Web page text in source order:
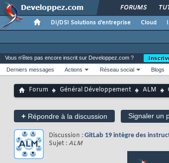
FORUMS
DI/DSI Solutions d'entreprise Cloud
Vous n'êtes pas encore inscrit sur Developpez.com ?
Derniers messages
Actions Réseau social Blogs
Forum Général Développement ALM
+ Répondre à la discussion Signaler un
Discussion : GitLab 19 intègre des
Sujet :ALM